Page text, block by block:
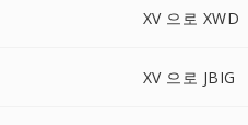
XV 으로 XWD
XV 으로 JBIG